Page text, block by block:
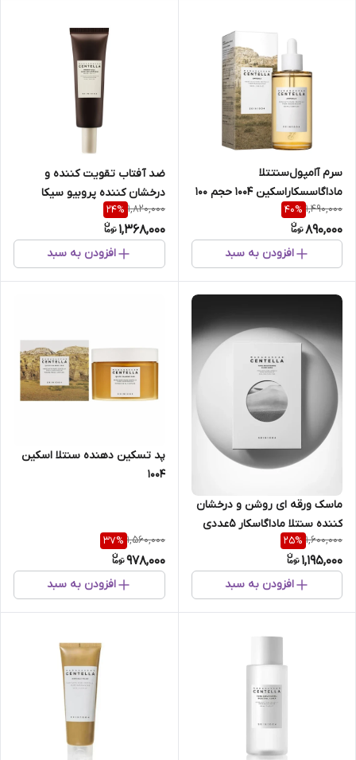
سرم آامپول‌سنتتلا
ماداگاسسکاراسکین 1004 حجم 100
میل
1,490,000
40%
890,000
افزودن به سبد
ضد آفتاب تقویت کننده و
درخشان کننده پروبیو سیکا
اسکین 1004 حجم 50میل
1,820,000
24%
1,368,000
افزودن به سبد
ماسک‌ ورقه‌ ای‌ روشن‌ و‌ درخشان‌
کننده‌ سنتلا ماداگاسکار‌ 5عددی
1,600,000
25%
1,195,000
افزودن به سبد
پد تسکین دهنده سنتلا اسکین
1004
1,560,000
37%
978,000
افزودن به سبد